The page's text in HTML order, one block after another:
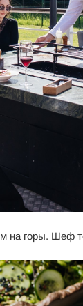
на горы. Шеф